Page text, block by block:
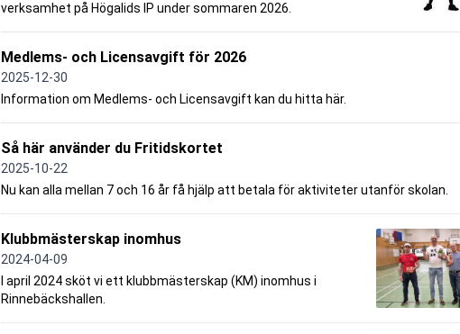
verksamhet på Högalids IP under sommaren 2026.
Medlems- och Licensavgift för 2026
2025-12-30
Information om Medlems- och Licensavgift kan du hitta här.
Så här använder du Fritidskortet
2025-10-22
Nu kan alla mellan 7 och 16 år få hjälp att betala för aktiviteter utanför skolan.
Klubbmästerskap inomhus
2024-04-09
I april 2024 sköt vi ett klubbmästerskap (KM) inomhus i
Rinnebäckshallen.